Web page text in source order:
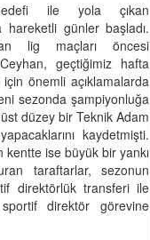
ile yola çıkan
hareketli günler başladı.
lig maçları öncesi
geçtiğimiz hafta
önemli açıklamalarda
sezonda şampiyonluğa
düzey bir Teknik Adam
kaydetmişti.
kentte ise büyük bir yankı
taraftarlar, sezonun
direktörlük transferi ile
sportif direktör görevine